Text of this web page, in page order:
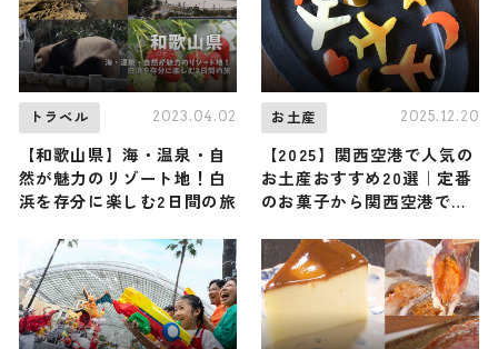
トラベル 2023.04.02
【和歌山県】海・温泉・自
然が魅力のリゾート地！白
浜を存分に楽しむ2日間の旅
お土産 2025.12.20
【2025】関西空港で人気の
お土産おすすめ20選｜定番
のお菓子から関西空港でし